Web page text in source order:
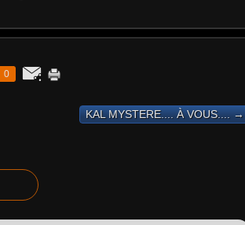
0
KAL MYSTERE.... À VOUS.... →